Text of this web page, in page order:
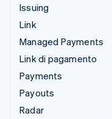
Issuing
Link
Managed Payments
Link di pagamento
Payments
Payouts
Radar